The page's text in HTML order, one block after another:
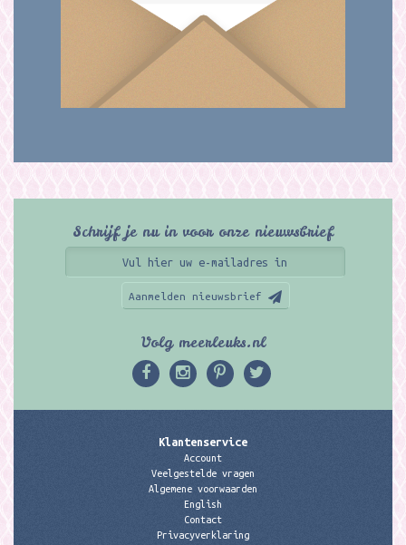
Schrijf je nu in voor onze nieuwsbrief
Aanmelden nieuwsbrief
Volg meerleuks.nl
Klantenservice
Account
Veelgestelde vragen
Algemene voorwaarden
English
Contact
Privacyverklaring